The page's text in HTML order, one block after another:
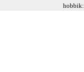
hobbik: